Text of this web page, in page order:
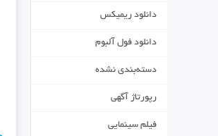
دانلود ریمیکس
دانلود فول آلبوم
دسته‌بندی نشده
رپورتاژ آگهی
فیلم سینمایی